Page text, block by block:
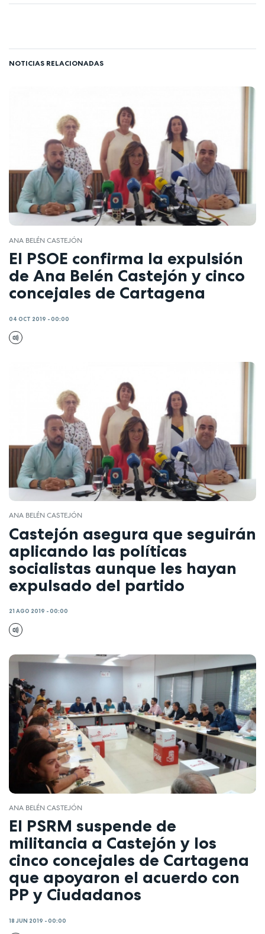
NOTICIAS RELACIONADAS
ANA BELÉN CASTEJÓN
El PSOE confirma la expulsión
de Ana Belén Castejón y cinco
concejales de Cartagena
04 OCT 2019 - 00:00
ANA BELÉN CASTEJÓN
Castejón asegura que seguirán
aplicando las políticas
socialistas aunque les hayan
expulsado del partido
21 AGO 2019 - 00:00
ANA BELÉN CASTEJÓN
El PSRM suspende de
militancia a Castejón y los
cinco concejales de Cartagena
que apoyaron el acuerdo con
PP y Ciudadanos
18 JUN 2019 - 00:00